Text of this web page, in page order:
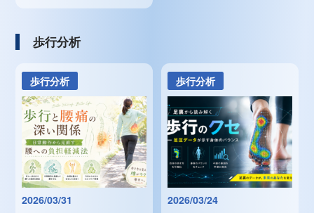
歩行分析
歩行分析
2026/03/31
歩行分析
2026/03/24